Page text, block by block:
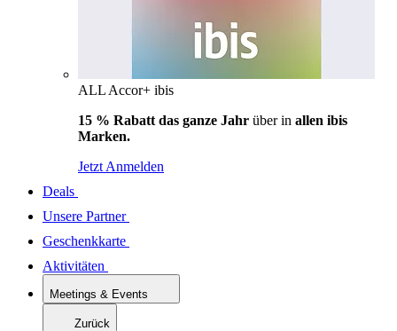
ALL Accor+ ibis
15 % Rabatt das ganze Jahr über in allen ibis
Marken.
Jetzt Anmelden
Deals
Unsere Partner
Geschenkkarte
Aktivitäten
Meetings & Events
Zurück